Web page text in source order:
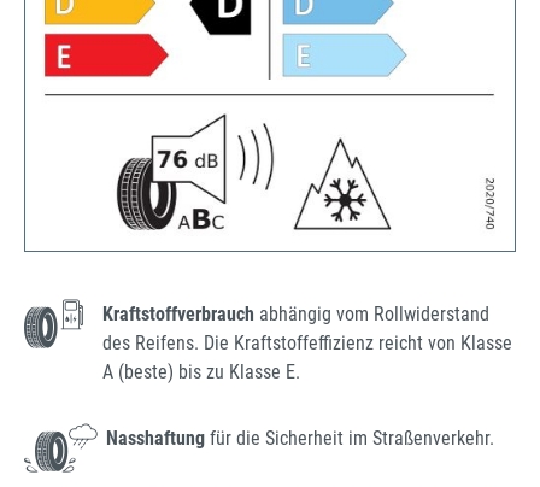
Kraftstoffverbrauch abhängig vom Rollwiderstand
des Reifens. Die Kraftstoffeffizienz reicht von Klasse
A (beste) bis zu Klasse E.
Nasshaftung für die Sicherheit im Straßenverkehr.